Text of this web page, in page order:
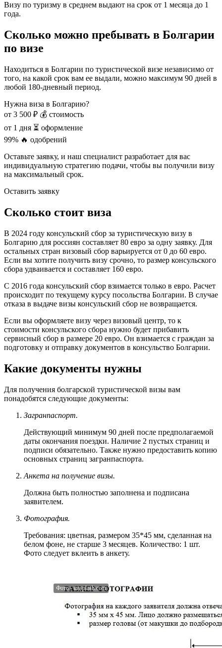
Визу по туризму в среднем выдают на срок от 1 месяца до 1
года.
Сколько можно пребывать в Болгарии
по визе
Находиться в Болгарии по туристической визе независимо от
того, на какой срок вам ее выдали, можно максимум 90 дней в
любой 180-дневный период.
Нужна виза в Болгарию?
от 3 500 ₽ 💰 стоимость
от 1 дня ⏳ оформление
99% 🔥 одобрений
Оставьте заявку, и наш специалист разработает для вас
индивидуальную стратегию подачи, чтобы вы получили визу
на максимальный срок.
Оставить заявку
Сколько стоит виза
В 2024 году консульский сбор за туристическую визу в
Болгарию для россиян составляет 80 евро за одну заявку. Для
остальных стран визовый сбор варьируется от 0 до 60 евро.
Если вы хотите получить визу срочно, то размер консульского
сбора удваивается и составляет 160 евро.
С 2016 года консульский сбор взимается только в евро. Расчет
происходит по текущему курсу посольства Болгарии. В случае
отказа в выдаче визы консульский сбор не возвращается.
Если вы оформляете визу через визовый центр, то к
стоимости консульского сбора нужно будет прибавить
сервисный сбор в размере 20 евро. Он взимается с граждан за
подготовку и отправку документов в консульство Болгарии.
Какие документы нужны
Для получения болгарской туристической визы вам
понадобятся следующие документы:
Загранпаспорт.
Действующий минимум 90 дней после предполагаемой
даты окончания поездки. Наличие 2 пустых страниц и
подписи обязательно. Также нужно предоставить копию
основных страниц загранпаспорта.
Анкета на получение визы.
Должна быть полностью заполнена и подписана
заявителем.
Фотография.
Требования: цветная, размером 35*45 мм, сделанная на
белом фоне, не старше 3 месяцев. Количество: 1 шт.
Фото следует вклеить в анкету.